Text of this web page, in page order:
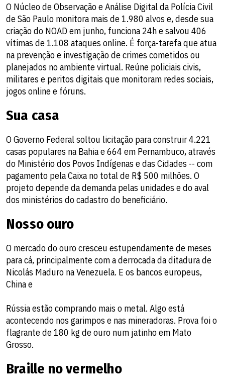
O Núcleo de Observação e Análise Digital da Polícia Civil
de São Paulo monitora mais de 1.980 alvos e, desde sua
criação do NOAD em junho, funciona 24h e salvou 406
vítimas de 1.108 ataques online. É força-tarefa que atua
na prevenção e investigação de crimes cometidos ou
planejados no ambiente virtual. Reúne policiais civis,
militares e peritos digitais que monitoram redes sociais,
jogos online e fóruns.
Sua casa
O Governo Federal soltou licitação para construir 4.221
casas populares na Bahia e 664 em Pernambuco, através
do Ministério dos Povos Indígenas e das Cidades -- com
pagamento pela Caixa no total de R$ 500 milhões. O
projeto depende da demanda pelas unidades e do aval
dos ministérios do cadastro do beneficiário.
Nosso ouro
O mercado do ouro cresceu estupendamente de meses
para cá, principalmente com a derrocada da ditadura de
Nicolás Maduro na Venezuela. E os bancos europeus,
China e
Rússia estão comprando mais o metal. Algo está
acontecendo nos garimpos e nas mineradoras. Prova foi o
flagrante de 180 kg de ouro num jatinho em Mato
Grosso.
Braille no vermelho